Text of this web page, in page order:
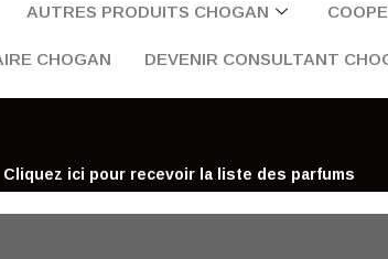
AUTRES PRODUITS CHOGAN
CHOGAN DEVENIR CONSULTANT
Cliquez ici pour recevoir la liste des parfums